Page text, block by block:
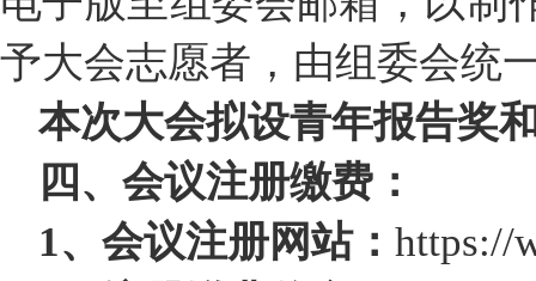
予大会志愿者，由组委会统
本次大会拟设青年报告奖
四、会议注册缴费：
1、会议注册网站： https://